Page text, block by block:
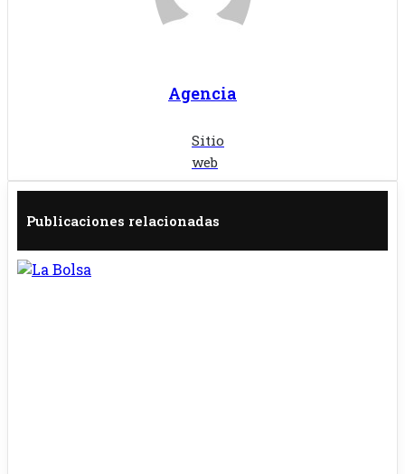
Agencia
Sitio
web
Publicaciones relacionadas